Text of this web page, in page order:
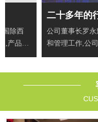
国除西
,产品出
二十多年的
公司董事长罗
和管理工作,公